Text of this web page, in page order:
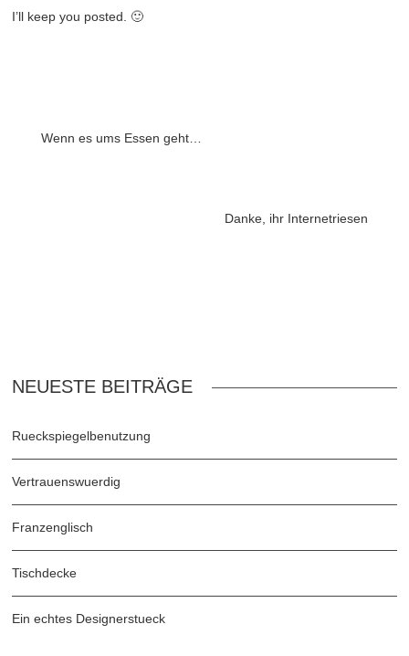
I’ll keep you posted. 🙂
Wenn es ums Essen geht…
Danke, ihr Internetriesen
NEUESTE BEITRÄGE
Rueckspiegelbenutzung
Vertrauenswuerdig
Franzenglisch
Tischdecke
Ein echtes Designerstueck